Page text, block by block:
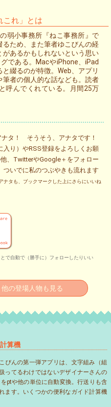
これ」とは
弱小事務所『ねこ事務所』で
ため、また筆者ゆこびんの経
あるかもしれないという思い
である。MacやiPhone、iPad
綴るのが特徴。Web、アプリ
者の個人的な話なども。読者
呼んでくれている。月間25万
ナタ！ そうそう、アナタです！
入り）やRSS登録をよろしくお願
、TwitterやGoogle＋をフォロー
ついでに私のつぶやきも流れます
ナタも、ブックマークした上にさらにいいね
で自動で（勝手に）フォローしたりいい
の登場人物も見る
算機
びんの第一弾アプリは、文字組み（組
ってるわけではないデザイナーさんの
ptや他の単位に自動変換。行送りも含
ます。いくつかの便利なガイド計算機